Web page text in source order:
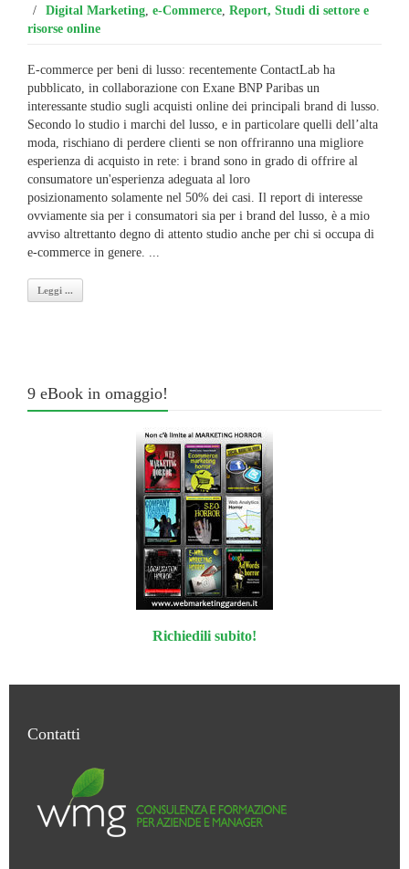
/ Digital Marketing, e-Commerce, Report, Studi di settore e
risorse online
E-commerce per beni di lusso: recentemente ContactLab ha
pubblicato, in collaborazione con Exane BNP Paribas un
interessante studio sugli acquisti online dei principali brand di lusso.
Secondo lo studio i marchi del lusso, e in particolare quelli dell’alta
moda, rischiano di perdere clienti se non offriranno una migliore
esperienza di acquisto in rete: i brand sono in grado di offrire al
consumatore un'esperienza adeguata al loro
posizionamento solamente nel 50% dei casi. Il report di interesse
ovviamente sia per i consumatori sia per i brand del lusso, è a mio
avviso altrettanto degno di attento studio anche per chi si occupa di
e-commerce in genere. ...
Leggi ...
9 eBook in omaggio!
Richiedili subito!
Contatti